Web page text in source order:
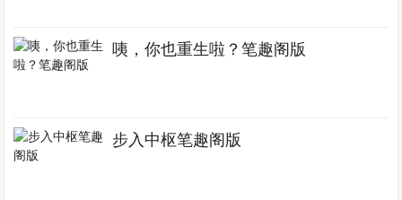
咦，你也重生啦？笔趣阁版
步入中枢笔趣阁版